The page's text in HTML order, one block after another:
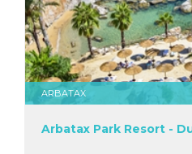
ARBATAX
Arbatax Park Resort -